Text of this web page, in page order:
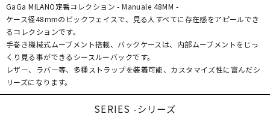
GaGa MILANO定番コレクション - Manuale 48MM -
ケース径48mmのビックフェイスで、見る人すべてに存在感をアピールでき
るコレクションです。
手巻き機械式ムーブメント搭載、バックケースは、内部ムーブメントをじっ
くり見る事ができるシースルーバックです。
レザー、ラバー等、多種ストラップを装着可能、カスタマイズ性に富んだシ
リーズになります。
SERIES -シリーズ